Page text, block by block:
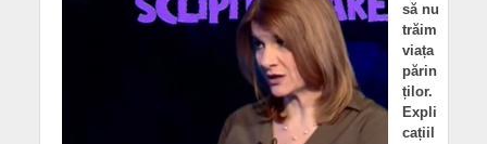
să nu
trăim
viața
părin
ților.
Expli
cațiil